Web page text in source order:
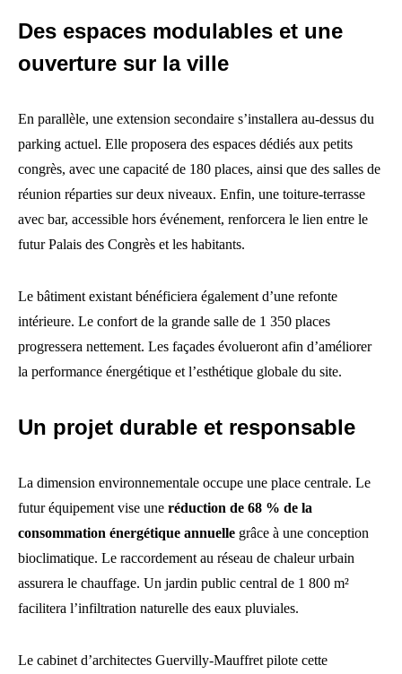
Des espaces modulables et une
ouverture sur la ville
En parallèle, une extension secondaire s’installera au-dessus du
parking actuel. Elle proposera des espaces dédiés aux petits
congrès, avec une capacité de 180 places, ainsi que des salles de
réunion réparties sur deux niveaux. Enfin, une toiture-terrasse
avec bar, accessible hors événement, renforcera le lien entre le
futur Palais des Congrès et les habitants.
Le bâtiment existant bénéficiera également d’une refonte
intérieure. Le confort de la grande salle de 1 350 places
progressera nettement. Les façades évolueront afin d’améliorer
la performance énergétique et l’esthétique globale du site.
Un projet durable et responsable
La dimension environnementale occupe une place centrale. Le
futur équipement vise une réduction de 68 % de la
consommation énergétique annuelle grâce à une conception
bioclimatique. Le raccordement au réseau de chaleur urbain
assurera le chauffage. Un jardin public central de 1 800 m²
facilitera l’infiltration naturelle des eaux pluviales.
Le cabinet d’architectes Guervilly-Mauffret pilote cette